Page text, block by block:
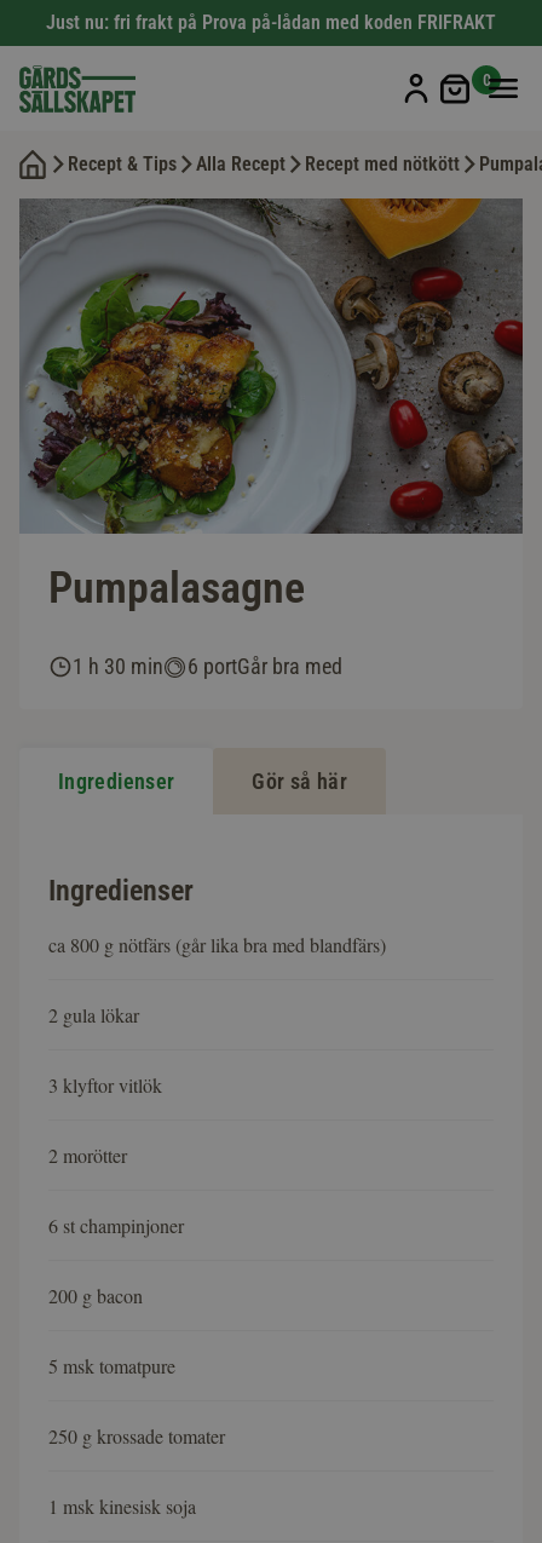
Just nu: fri frakt på Prova på-lådan med koden FRIFRAKT
Min
0
Recept & Tips Alla Recept Recept med nötkött
Pumpalasagne
1 h 30 min 6 portGår bra med
Ingredienser Gör så här
Ingredienser
ca 800 g nötfärs (går lika bra med blandfärs)
2 gula lökar
3 klyftor vitlök
2 morötter
6 st champinjoner
200 g bacon
5 msk tomatpure
250 g krossade tomater
1 msk kinesisk soja